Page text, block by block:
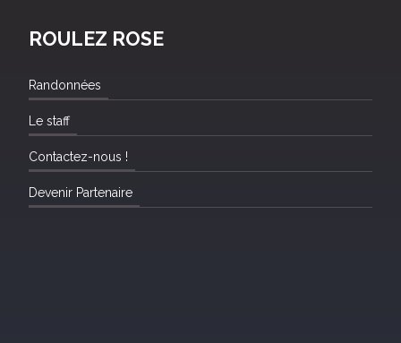
ROULEZ ROSE
Randonnées
Le staff
Contactez-nous !
Devenir Partenaire